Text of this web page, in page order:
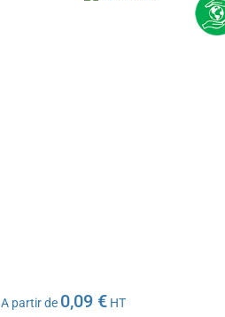
A partir de 0,09 €HT